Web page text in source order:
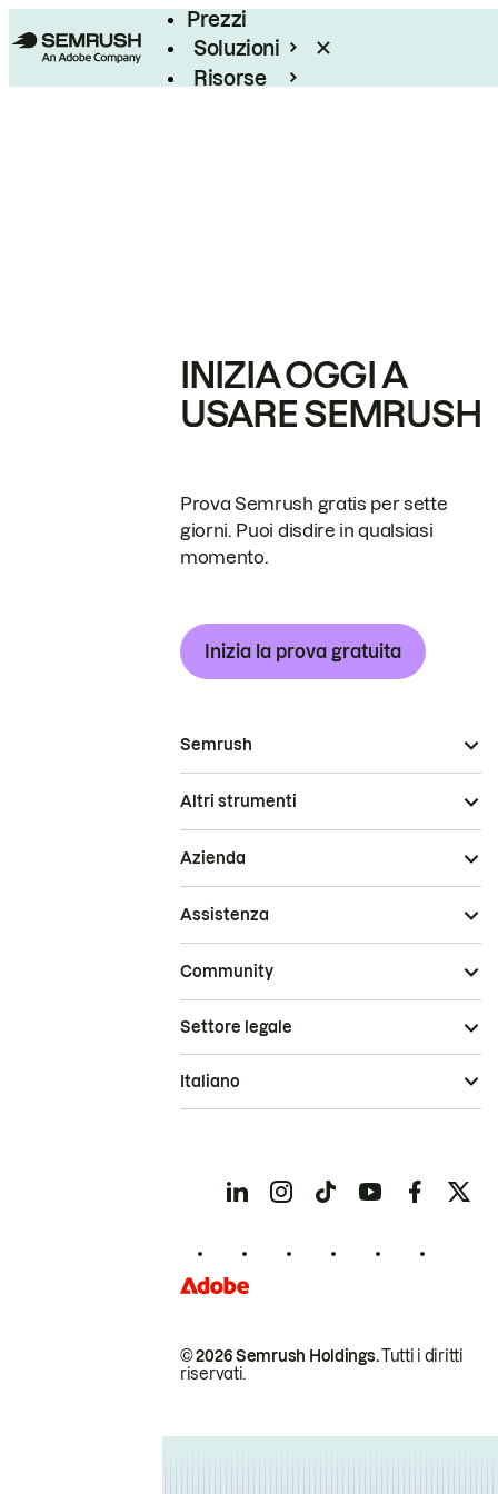
Prezzi
Soluzioni
Risorse
INIZIA OGGI A
USARE SEMRUSH
Prova Semrush gratis per sette
giorni. Puoi disdire in qualsiasi
momento.
Inizia la prova gratuita
Semrush
Altri strumenti
Azienda
Assistenza
Community
© 2026 Semrush Holdings.Tutti i diritti
riservati.
Settore legale
Italiano